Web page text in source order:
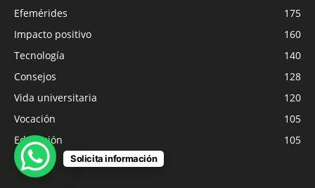
Efemérides
175
Impacto positivo
160
Tecnología
140
Consejos
128
Vida universitaria
120
Vocación
105
Educación
105
Solicita información